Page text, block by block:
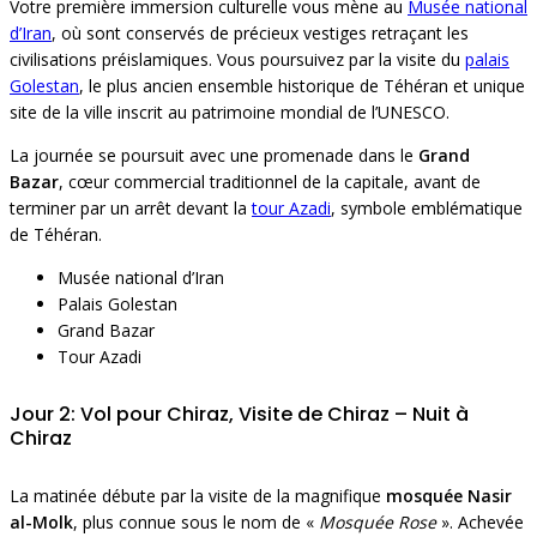
Votre première immersion culturelle vous mène au Musée national
d’Iran, où sont conservés de précieux vestiges retraçant les
civilisations préislamiques. Vous poursuivez par la visite du palais
Golestan, le plus ancien ensemble historique de Téhéran et unique
site de la ville inscrit au patrimoine mondial de l’UNESCO.
La journée se poursuit avec une promenade dans le Grand
Bazar, cœur commercial traditionnel de la capitale, avant de
terminer par un arrêt devant latour Azadi, symbole emblématique
de Téhéran.
Musée national d’Iran
Palais Golestan
Grand Bazar
Tour Azadi
Jour 2: Vol pour Chiraz, Visite de Chiraz – Nuit à
Chiraz
La matinée débute par la visite de la magnifique mosquée Nasir
al-Molk, plus connue sous le nom de « Mosquée Rose». Achevée